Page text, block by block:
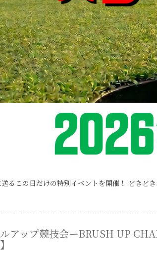
るこの日だけの特別イベントを開催！ どきど
アップ競技会ーBRUSH UP